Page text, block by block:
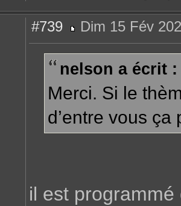
#739
e
g
Dim 15 Fév
nelson a écrit :
Merci. Si le
d’entre vous
il est